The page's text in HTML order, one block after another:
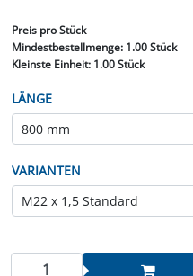
Preis pro Stück
Mindestbestellmenge: 1.00 Stück
Kleinste Einheit:1.00 Stück
LÄNGE
VARIANTEN